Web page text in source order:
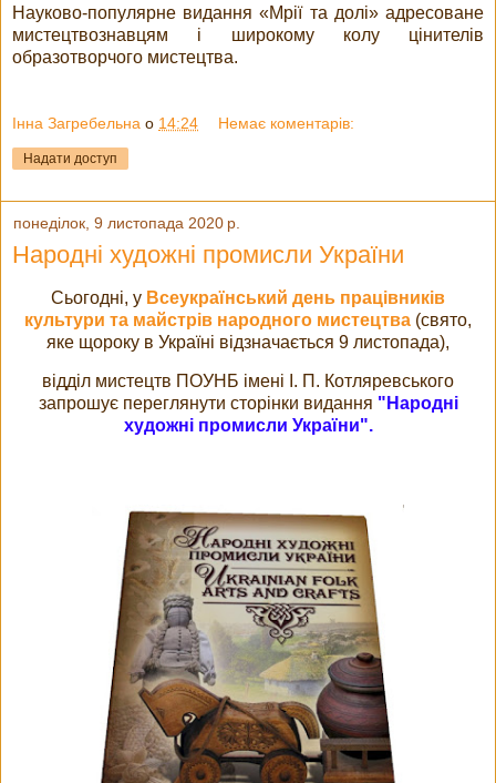
Науково-популярне видання «Мрії та долі» адресоване
мистецтвознавцям і широкому колу цінителів
образотворчого мистецтва.
Інна Загребельна о 14:24 Немає коментарів:
Надати доступ
понеділок, 9 листопада 2020 р.
Народні художні промисли України
Сьогодні, у Всеукраїнський день працівників
культури та майстрів народного мистецтва (свято,
яке щороку в Україні відзначається 9 листопада),
відділ мистецтв ПОУНБ імені І. П. Котляревського
запрошує переглянути сторінки видання "Народні
художні промисли України".